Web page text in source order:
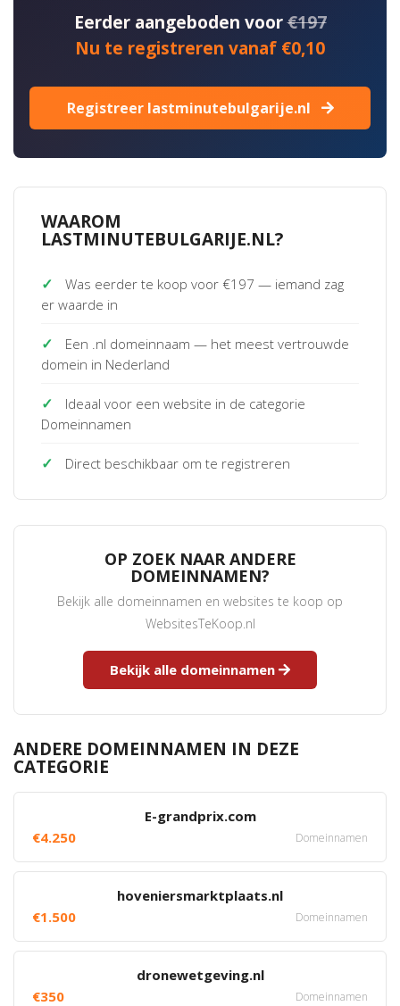
Eerder aangeboden voor€197
Nu te registreren vanaf €0,10
Registreer lastminutebulgarije.nl
WAAROM
LASTMINUTEBULGARIJE.NL?
✓
Was eerder te koop voor €197 — iemand zag
er waarde in
✓
Een .nl domeinnaam — het meest vertrouwde
domein in Nederland
✓
Ideaal voor een website in de categorie
Domeinnamen
✓ Direct beschikbaar om te registreren
OP ZOEK NAAR ANDERE
DOMEINNAMEN?
Bekijk alle domeinnamen en websites te koop op
WebsitesTeKoop.nl
Bekijk alle domeinnamen
ANDERE DOMEINNAMEN IN DEZE
CATEGORIE
E-grandprix.com
€4.250
Domeinnamen
hoveniersmarktplaats.nl
€1.500
Domeinnamen
dronewetgeving.nl
€350
Domeinnamen